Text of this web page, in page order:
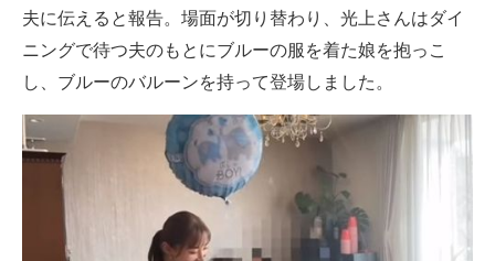
企業向けIT製品の総合サイト
IT製品の技術・比較・事例
製造業のIT導入・活用を支援
モノづくり技術者専門サイト
夫に伝えると報告。場面が切り替わり、光上さんはダイ
ニングで待つ夫のもとにブルーの服を着た娘を抱っこ
し、ブルーのバルーンを持って登場しました。